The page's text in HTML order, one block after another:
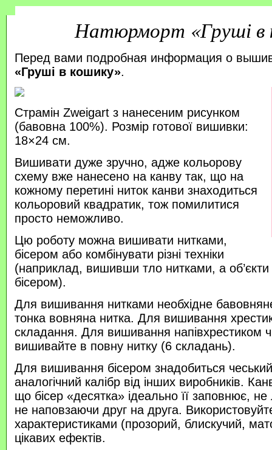
Натюрморт «Груші в
Перед вами подробная информация о
«Груші в кошику».
Страмін Zweigart з нанесеним рисунком
(бавовна 100%). Розмір готової вишивки:
18×24 см.
Вишивати дуже зручно, адже кольорову
схему вже нанесено на канву так, що на
кожному перетині ниток канви знаходиться
кольоровий квадратик, тож помилитися
просто неможливо.
Цю роботу можна вишивати нитками,
бісером або комбінувати різні техніки
(наприклад, вишивши тло нитками, а
бісером).
Для вишивання нитками необхідне
тонка вовняна нитка. Для вишивання
складання. Для вишивання напівхрестиком
вишивайте в повну нитку (6 складань).
Для вишивання бісером знадобиться
аналогічний калібр від інших виробників.
що бісер «десятка» ідеально її заповнює,
не наповзаючи друг на друга.
характеристиками (прозорий, блискучий,
цікавих ефектів.